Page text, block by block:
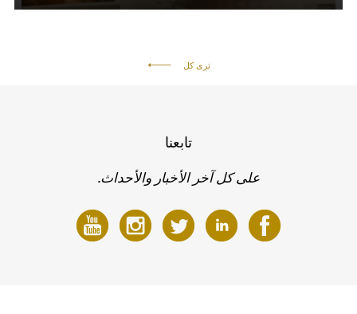
ترى كل
تابعنا
على كل آخر الأخبار والأحداث.